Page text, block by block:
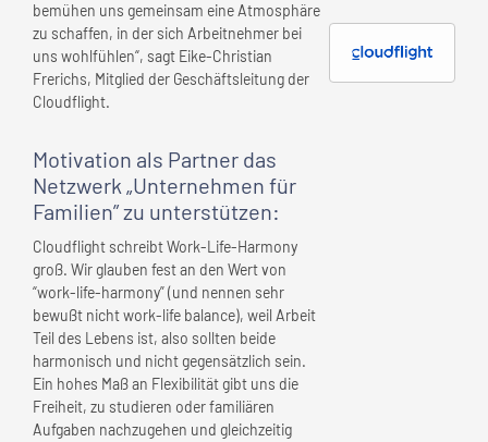
bemühen uns gemeinsam eine Atmosphäre
zu schaffen, in der sich Arbeitnehmer bei
uns wohlfühlen“, sagt Eike-Christian
Frerichs, Mitglied der Geschäftsleitung der
Cloudflight.
Motivation als Partner das
Netzwerk „Unternehmen für
Familien” zu unterstützen:
Cloudflight schreibt Work-Life-Harmony
groß. Wir glauben fest an den Wert von
“work-life-harmony” (und nennen sehr
bewußt nicht work-life balance), weil Arbeit
Teil des Lebens ist, also sollten beide
harmonisch und nicht gegensätzlich sein.
Ein hohes Maß an Flexibilität gibt uns die
Freiheit, zu studieren oder familiären
Aufgaben nachzugehen und gleichzeitig